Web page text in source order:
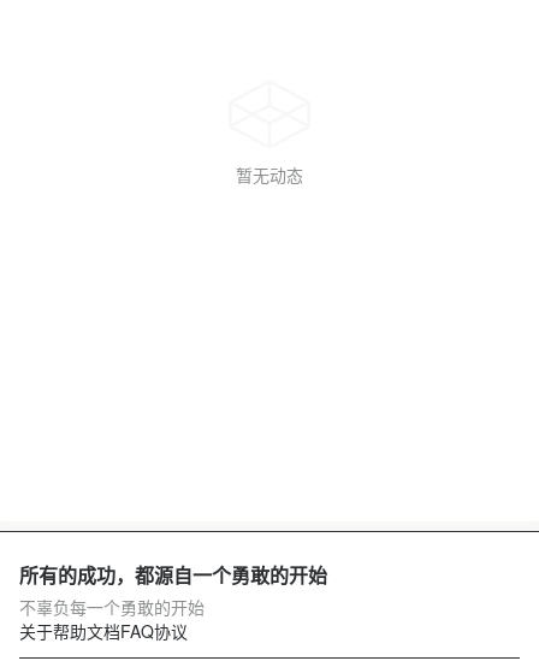
暂无动态
所有的成功，都源自一个勇敢的开始
不辜负每一个勇敢的开始
关于帮助文档FAQ协议